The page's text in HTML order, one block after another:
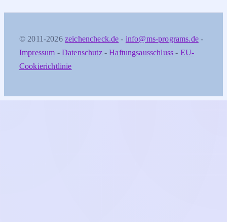
© 2011-2026 zeichencheck.de - info@ms-programs.de-
Impressum - Datenschutz-Haftungsausschluss - EU-
Cookierichtlinie